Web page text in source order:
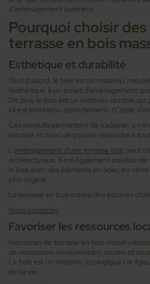
d’aménagement extérieur.
Pourquoi choisir des
terrasse en bois
Esthétique et durabilité
Tout d'abord, le bois est un matériau
l'esthétique à un projet d'aménagement
De plus, le bois est un matériau durable
s'il est entretenu correctement. (Classe
Ces produits permettent de s'adapter à
terrasse et donc de pouvoir répondre à
L'aménagement d'une terrasse bois peut
architecturaux. Il est également possible
le bois avec des éléments en acier, en
plus original.
La terrasse en bois créera des espaces
Nous contacter
Favoriser les ressources
Nos lames de terrasse en bois massif
de ressources renouvelables, locales et
Le bois est un matériau écologique car il
de sa vie.